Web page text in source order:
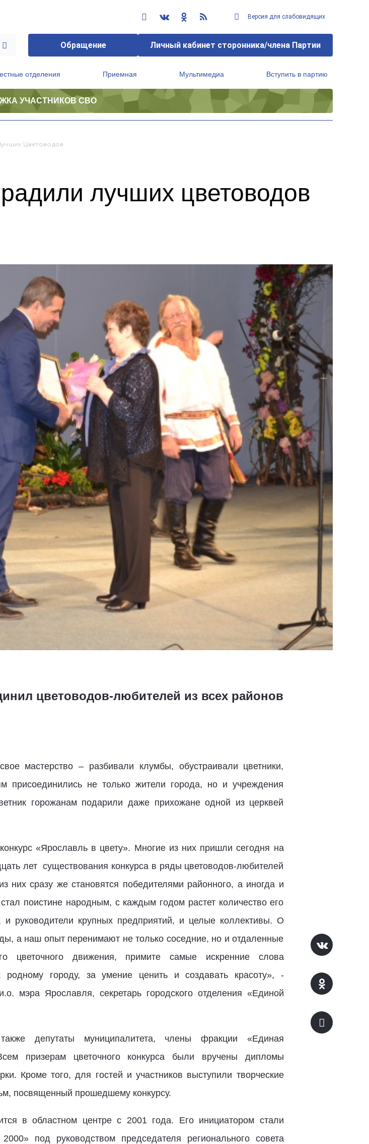
Версия для слабовидящих
Обращение Личный кабинет сторонника/члена Партии
отделения Приемная Мультимедиа Вступить в партию
УЧАСТНИКОВ СВО
Цветоводов
лучших цветоводов
цветоводов-любителей из всех районов
мастерство – разбивали клумбы, обустраивали цветники,
присоединились не только жители города, но и учреждения
горожанам подарили даже прихожане одной из церквей
«Ярославль в цвету». Многие из них пришли сегодня на
лет существования конкурса в ряды цветоводов-любителей
них сразу же становятся победителями районного, а иногда и
поистине народным, с каждым годом растет количество его
руководители крупных предприятий, и целые коллективы. О
а наш опыт перенимают не только соседние, но и отдаленные
цветочного движения, примите самые искренние слова
городу, за умение ценить и создавать красоту», -
мэра Ярославля, секретарь городского отделения «Единой
депутаты муниципалитета, члены фракции «Единая
призерам цветочного конкурса были вручены дипломы
Кроме того, для гостей и участников выступили творческие
посвященный прошедшему конкурсу.
в областном центре с 2001 года. Его инициатором стали
под руководством председателя регионального совета